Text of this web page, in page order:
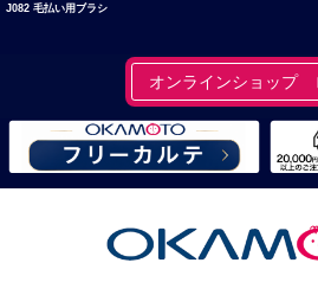
J082 毛払い用ブラシ
オンラインショップ